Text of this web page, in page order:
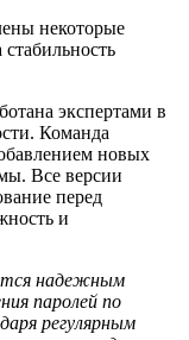
некоторые
экспертами в
Команда
новых
Все версии
перед
и
надежным
паролей по
регулярным